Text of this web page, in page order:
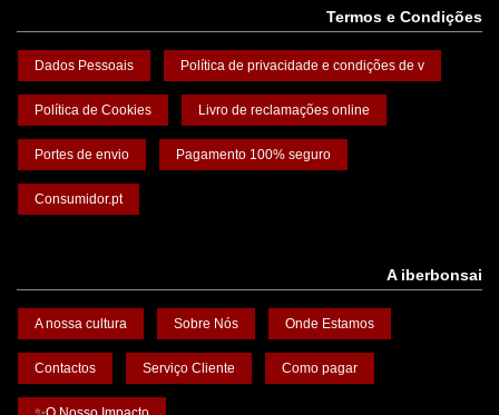
Termos e Condições
Dados Pessoais Política de privacidade e condições de v
Política de Cookies Livro de reclamações online
Portes de envio Pagamento 100% seguro
Consumidor.pt
A iberbonsai
A nossa cultura Sobre Nós Onde Estamos
Contactos Serviço Cliente Como pagar